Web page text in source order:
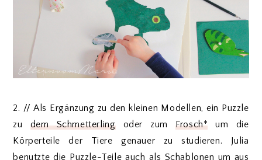
2. // Als Ergänzung zu den kleinen Modellen, ein Puzzle
zu dem Schmetterlingoder zumFrosch* um die
Körperteile der Tiere genauer zu studieren. Julia
benutzte die Puzzle-Teile auch als Schablonen um aus